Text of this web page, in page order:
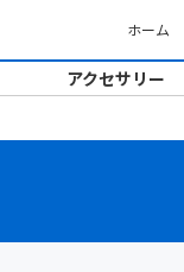
ホーム
アクセサリー